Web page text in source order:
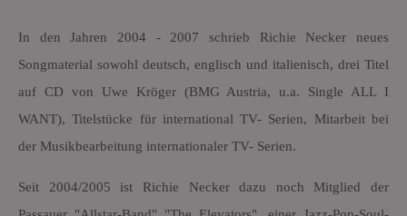
In den Jahren 2004 - 2007 schrieb Richie Necker neues
Songmaterial sowohl deutsch, englisch und italienisch, drei Titel
auf CD von Uwe Kröger (BMG Austria, u.a. Single ALL I
WANT), Titelstücke für international TV- Serien, Mitarbeit bei
der Musikbearbeitung internationaler TV- Serien.
Seit 2004/2005 ist Richie Necker dazu noch Mitglied der